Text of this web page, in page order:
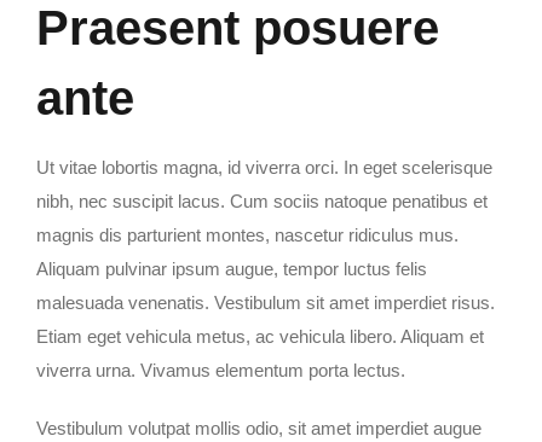
Praesent posuere
ante
Ut vitae lobortis magna, id viverra orci. In eget scelerisque
nibh, nec suscipit lacus. Cum sociis natoque penatibus et
magnis dis parturient montes, nascetur ridiculus mus.
Aliquam pulvinar ipsum augue, tempor luctus felis
malesuada venenatis. Vestibulum sit amet imperdiet risus.
Etiam eget vehicula metus, ac vehicula libero. Aliquam et
viverra urna. Vivamus elementum porta lectus.
Vestibulum volutpat mollis odio, sit amet imperdiet augue